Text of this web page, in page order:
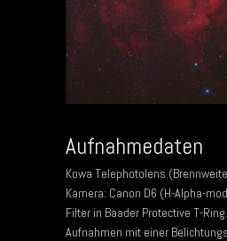
Aufnahmedaten
Kowa Telephotolens
Kamera: Canon D6 (H-Alpha-
Filter in Baader Protective T-
Aufnahmen mit einer